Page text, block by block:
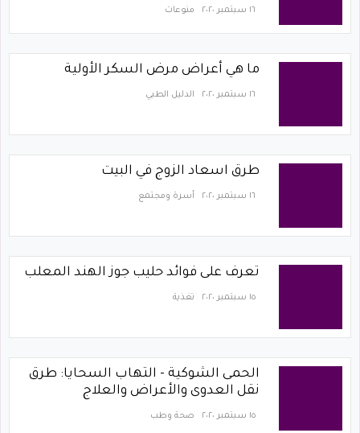
١٦ سبتمبر ٢٠٢٠ منوعات
ما هي أعراض مرض السكر الأولية
١٦ سبتمبر ٢٠٢٠ الدليل الطبي
طرق اسعاد الزوج في البيت
١٦ سبتمبر ٢٠٢٠ أسرة ومجتمع
تعرف على فوائد حليب جوز الهند المعلب
١٥ سبتمبر ٢٠٢٠ تغذية
الحمى الشوكية - التهاب السحايا: طرق
نقل العدوى والأعراض والعلاج
١٥ سبتمبر ٢٠٢٠ صحة وطب